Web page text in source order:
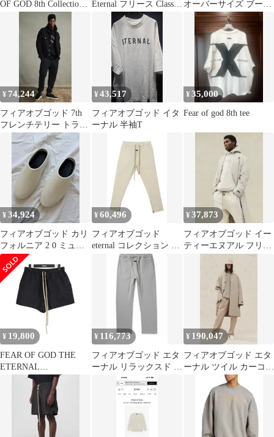
OF GOD 8th Collection
Eternal フリース Classic
スウェットパンツ
Cement Lサイズ
オーバーサイズ ブーク
レ トリミング ジャージ
Tシャツ FOG
ETERNAL 7th
¥ 74,244
フィアオブゴッド 7th
フレンチテリー トラッ
カー ジャケット FEAR
OF GOD イターナル 8th
¥43,517
フィアオブゴッド イタ
ーナル 半袖T
¥35,000
Fear of god 8th tee
¥34,924
フィアオブゴッド カリ
フォルニア 2 0 ミュー
ル FEAR OF GOD ミル
ク フィアオブゴッド イ
ターナル 7th 8th
¥60,496
フィアオブゴッド
eternal コレクション ナ
イロン ウール スリム
パンツ セメント
¥37,873
フィアオブゴッド イー
ティーエヌアル フリー
ットパンツ オートミー
ル XLサイズ
¥ 19,800
FEAR OF GOD THE
ETERNAL
COLLECTION SHORT
BLACK サイズM フィ
アオブゴッド ザエター
ナルコレクション ナイ
ロン ショートパンツ 大
¥ 116,773
フィアオブゴッド エタ
ーナル リラックスド ス
ウェットパンツ グレー
¥ 190,047
フィアオブゴッド エタ
ーナル ツイル カーコー
ト ダスティ コンクリー